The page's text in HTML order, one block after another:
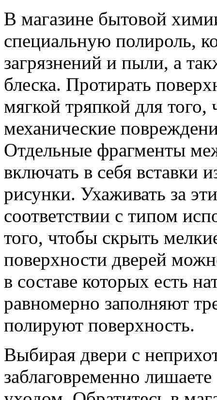
В магазине бытовой
специальную полироль,
загрязнений и пыли, а
блеска. Протирать
мягкой тряпкой для
механические
Отдельные фрагменты
включать в себя вставки
рисунки. Ухаживать за
соответствии с типом
того, чтобы скрыть
поверхности дверей
в составе которых есть
равномерно заполняют
полируют поверхность.
Выбирая двери с
заблаговременно